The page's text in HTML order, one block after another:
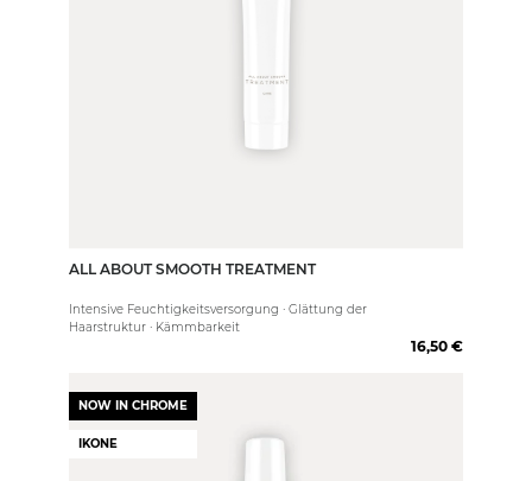
50 ml
ALL ABOUT SMOOTH TREATMENT
Intensive Feuchtigkeitsversorgung · Glättung der
Haarstruktur · Kämmbarkeit
16,50 €
NOW IN CHROME
IKONE